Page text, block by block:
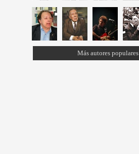
Más autores populares